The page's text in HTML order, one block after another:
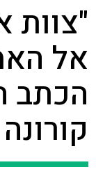
"צוות
אל
הכתב